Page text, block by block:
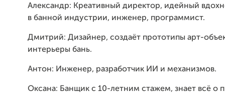
Александр: Креативный директор, идейный
в банной индустрии, инженер, программист.
Дмитрий: Дизайнер, создаёт прототипы арт-
интерьеры бань.
Антон: Инженер, разработчик ИИ и механизмов.
Оксана: Банщик с 10-летним стажем, знает всё о